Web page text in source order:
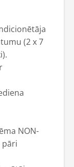
(2 x 7
NON-
pāri